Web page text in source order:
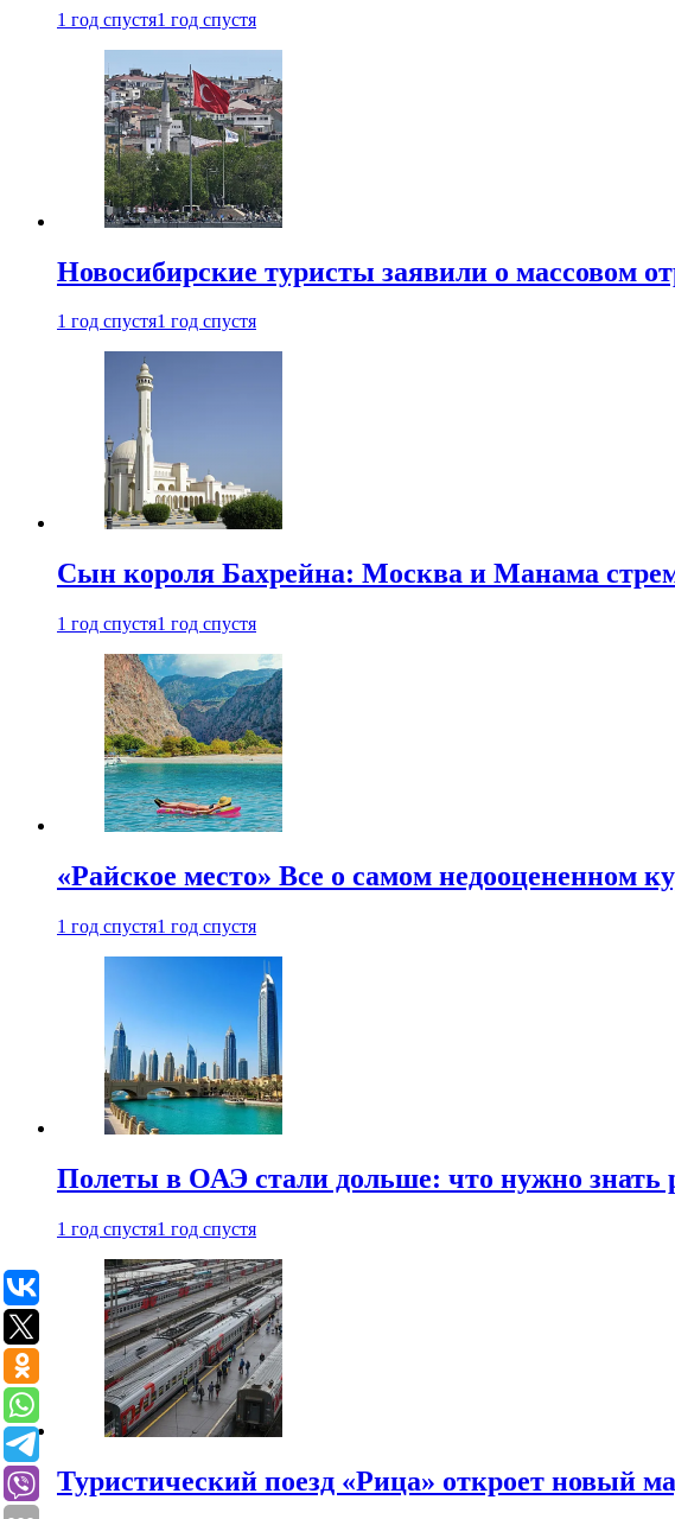
1 год спустя1 год спустя
Новосибирские туристы заявили о массовом
1 год спустя1 год спустя
Сын короля Бахрейна: Москва и Манама
1 год спустя1 год спустя
«Райское место» Все о самом недооцененном
1 год спустя1 год спустя
Полеты в ОАЭ стали дольше: что нужно знать
1 год спустя1 год спустя
Туристический поезд «Рица» откроет новый